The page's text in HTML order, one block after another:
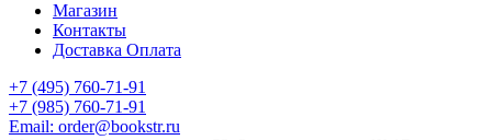
Магазин
Контакты
Доставка Оплата
+7 (495) 760-71-91
+7 (985) 760-71-91
Email: order@bookstr.ru